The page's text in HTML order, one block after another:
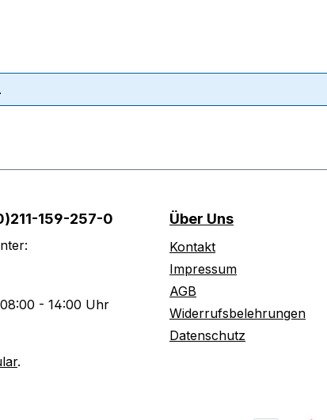
159-257-0
- 14:00 Uhr
.
Über Uns
Kontakt
Impressum
AGB
Widerrufsbelehrungen
Datenschutz